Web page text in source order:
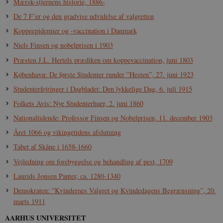
De 7 F’er og den gradvise udvidelse af valgretten
Koppeepidemier og -vaccination i Danmark
Niels Finsen og nobelprisen i 1903
Præsten J.L. Hertels prædiken om koppevaccination, juni 1803
København: De første Studenter runder ”Hesten”, 27. juni 1923
Studenterfejringer i Dagbladet: Den lykkelige Dag, 6. juli 1915
Folkets Avis: Nye Studenterhuer, 2. juni 1860
Nationaltidende: Professor Finsen og Nobelprisen, 11. december 1903
Året 1066 og vikingetidens afslutning
Tabet af Skåne i 1658-1660
Vejledning om forebyggelse og behandling af pest, 1709
Laurids Jonsen Panter, ca. 1280-1340
Demokraten: ”Kvindernes Valgret og Kvindedagens Begrænsning”, 20.
marts 1911
AARHUS UNIVERSITET
Navn
be_typo_user
TYPO3 Association
sp_t
Spotify Inc.
.spotify.com
sp_landing
Spotify Inc.
.spotify.com
JSESSIONID